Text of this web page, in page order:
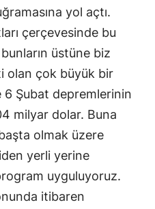
yol açtı.
çerçevesinde bu
üstüne biz
olan çok büyük bir
6 Şubat depremlerinin
milyar dolar. Buna
olmak üzere
yerli yerine
uyguluyoruz.
itibaren